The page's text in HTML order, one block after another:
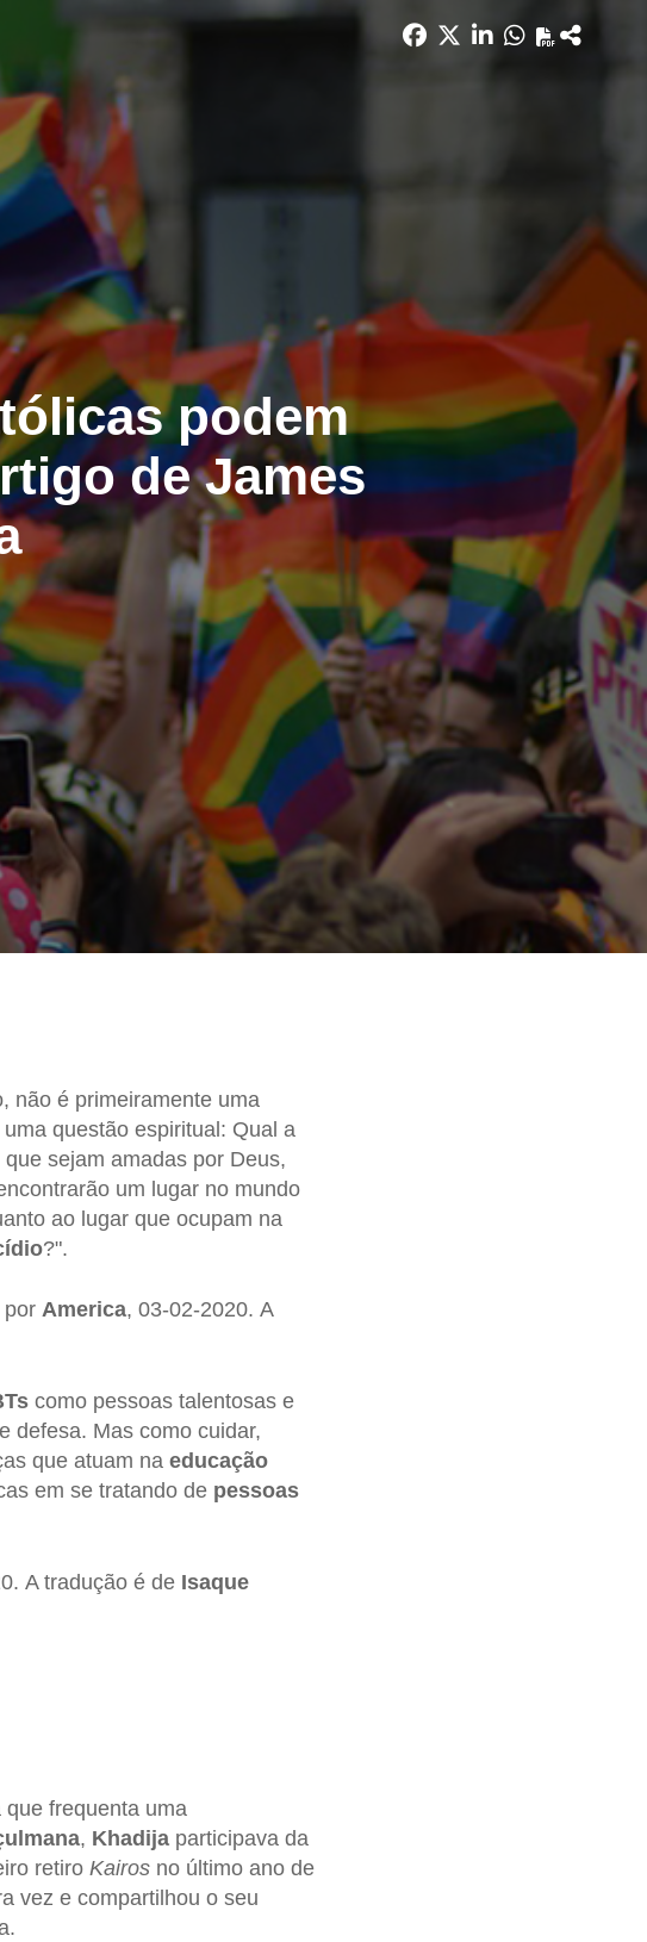
podem
de James
não é primeiramente uma
questão espiritual: Qual a
sejam amadas por Deus,
um lugar no mundo
ao lugar que ocupam na
?".
por America, 03-02-2020. A
como pessoas talentosas e
defesa. Mas como cuidar,
que atuam na educação
em se tratando de pessoas
A tradução é de Isaque
frequenta uma
, Khadijaparticipava da
retiro Kairosno último ano de
vez e compartilhou o seu